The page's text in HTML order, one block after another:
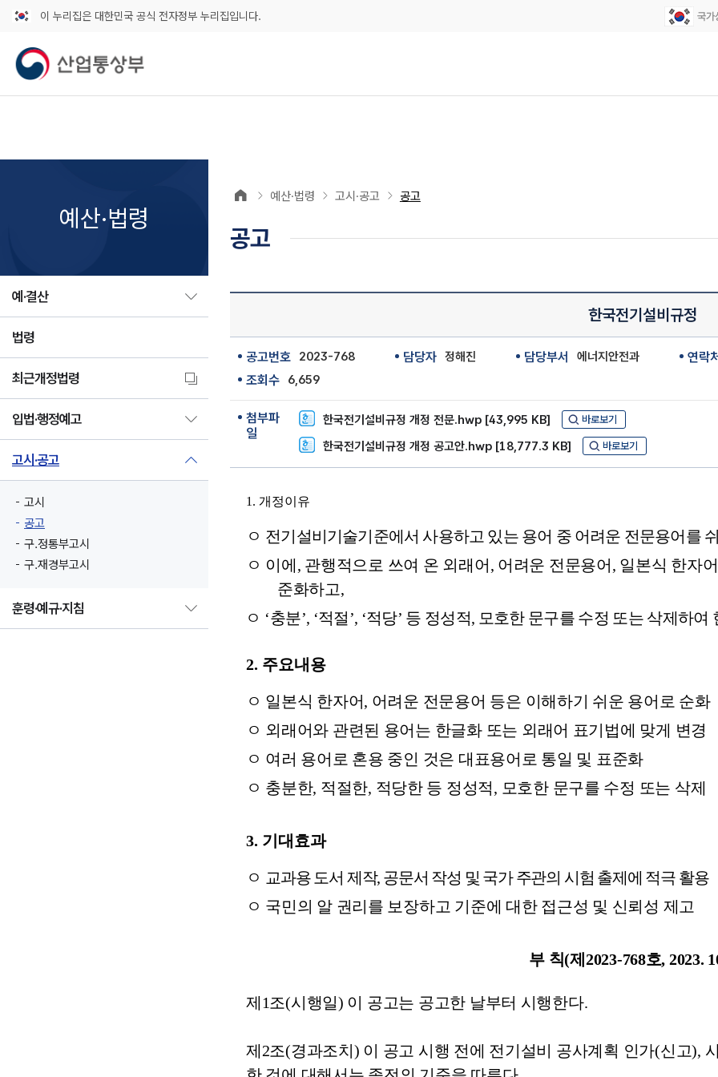
이 누리집은 대한민국 공식 전자정부 누리집입니다.
예산·법령
예·결산
법령
최근개정법령
입법·행정예고
고시·공고
고시
공고
구.정통부고시
구.재경부고시
훈령·예규·지침
예산·법령 고시·공고 공고
공고
한국전기설비규정
공고번호 2023-768 담당자 정해진 담당부서 에너지안전과
연락
조회수
6,659
첨부파
일
한국전기설비규정 개정 전문.hwp [43,995 KB] 바로보기
한국전기설비규정 개정 공고안.hwp [18,777.3 KB] 바로보기
1. 개정이유
ㅇ 전기설비기술기준에서 사용하고 있는 용어 중 어려운 전문용어를
ㅇ 이에 , 관행적으로 쓰여 온 외래어 , 어려운 전문용어 , 일본식 한자
준화하고,
ㅇ ‘충분’, ‘적절’, ‘적당’ 등 정성적, 모호한 문구를 수정 또는 삭제하여
2. 주요내용
ㅇ 일본식 한자어, 어려운 전문용어 등은 이해하기 쉬운 용어로 순화
ㅇ 외래어와 관련된 용어는 한글화 또는 외래어 표기법에 맞게 변경
ㅇ 여러 용어로 혼용 중인 것은 대표용어로 통일 및 표준화
ㅇ 충분한, 적절한, 적당한 등 정성적, 모호한 문구를 수정 또는 삭제
3. 기대효과
ㅇ 교과용 도서 제작, 공문서 작성 및 국가 주관의 시험 출제에 적극 활용
ㅇ 국민의 알 권리를 보장하고 기준에 대한 접근성 및 신뢰성 제고
부 칙(제 2023-768호, 2023.
제 1조(시행일) 이 공고는 공고한 날부터 시행한다.
제 2조(경과조치 ) 이 공고 시행 전에 전기설비 공사계획 인가(신고),